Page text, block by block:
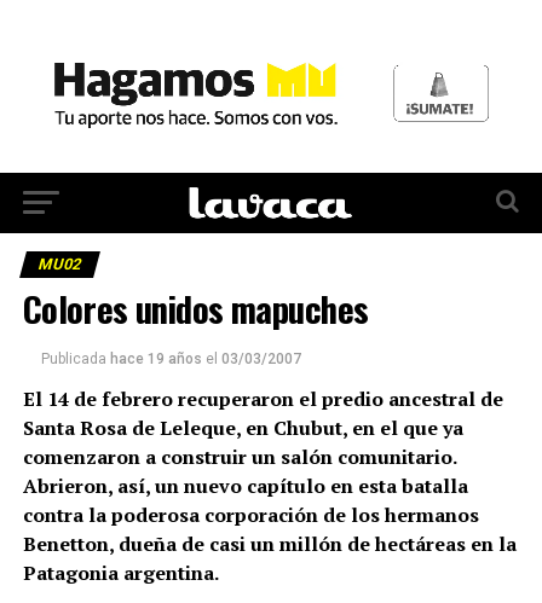
MU02
Colores unidos mapuches
Publicada hace 19 años el 03/03/2007
El 14 de febrero recuperaron el predio ancestral de
Santa Rosa de Leleque, en Chubut, en el que ya
comenzaron a construir un salón comunitario.
Abrieron, así, un nuevo capítulo en esta batalla
contra la poderosa corporación de los hermanos
Benetton, dueña de casi un millón de hectáreas en la
Patagonia argentina.